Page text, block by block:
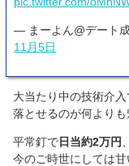
— まーよん@デート
11月5日
大当たり中の技術介
落とせるのが何より
平常釘で日当約2万円
今のご時世にしては